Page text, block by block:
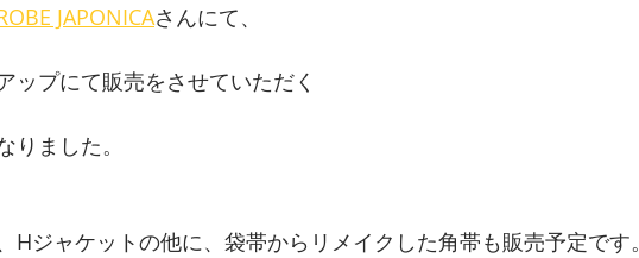
JAPONICAさんにて、
ップにて販売をさせていただく
りました。
Hジャケットの他に、袋帯からリメイクした角帯も販売予定です。